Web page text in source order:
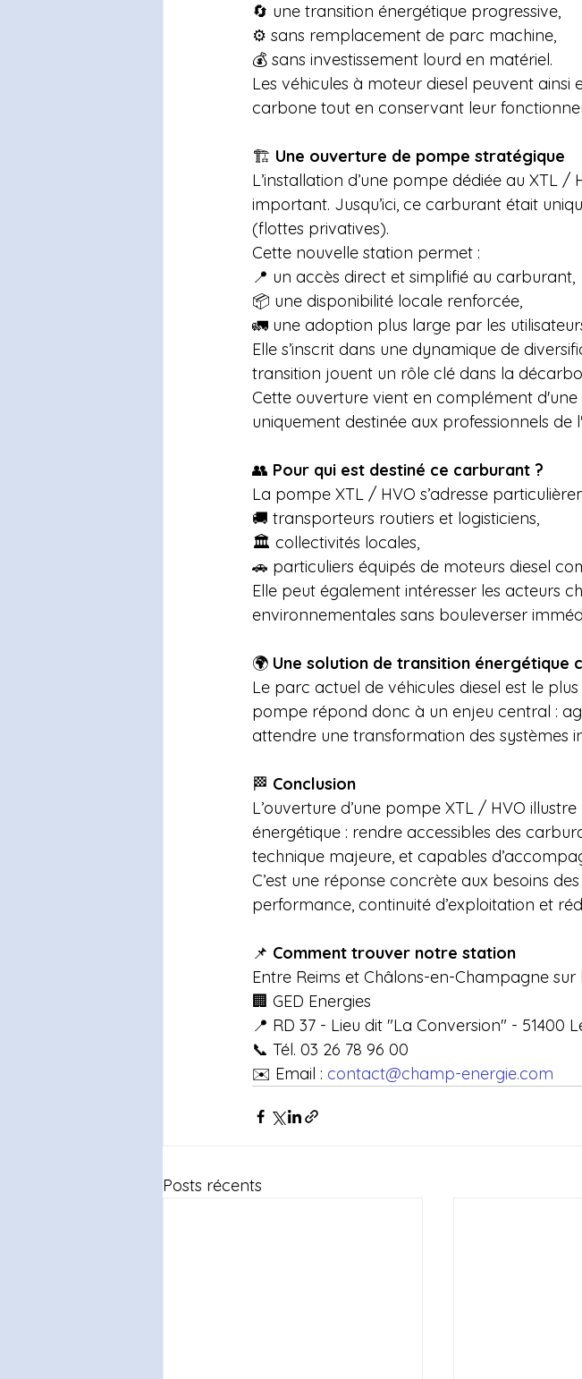
🔄 une transition énergétique progressive,
⚙️ sans remplacement de parc machine,
💰 sans investissement lourd en matériel.
Les véhicules à moteur diesel peuvent
carbone tout en conservant leur
🏗️ Une ouverture de pompe stratégique
L’installation d’une pompe dédiée au XTL
important. Jusqu’ici, ce carburant était
(flottes privatives).
Cette nouvelle station permet :
📍 un accès direct et simplifié au carburant,
📦 une disponibilité locale renforcée,
🚛 une adoption plus large par les
Elle s’inscrit dans une dynamique de
transition jouent un rôle clé dans la
Cette ouverture vient en complément
uniquement destinée aux professionnels
👥 Pour qui est destiné ce carburant ?
La pompe XTL / HVO s’adresse
🚚 transporteurs routiers et logisticiens,
🏛️ collectivités locales,
🚗 particuliers équipés de moteurs diesel
Elle peut également intéresser les acteurs
environnementales sans bouleverser
🌍 Une solution de transition énergétique
Le parc actuel de véhicules diesel est le
pompe répond donc à un enjeu central :
attendre une transformation des systèmes
🏁 Conclusion
L’ouverture d’une pompe XTL / HVO
énergétique : rendre accessibles des
technique majeure, et capables
C’est une réponse concrète aux besoins
performance, continuité d’exploitation et
📌 Comment trouver notre station
Entre Reims et Châlons-en-Champagne
🏢 GED Energies
📍 RD 37 - Lieu dit "La Conversion" - 51400
📞 Tél. 03 26 78 96 00
✉️ Email : contact@champ-energie.com
Posts récents